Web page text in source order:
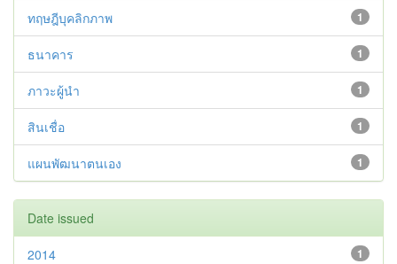
1
ทฤษฎีบุคลิกภาพ
1
ธนาคาร
1
ภาวะผู้นำ
1
สินเชื่อ
1
แผนพัฒนาตนเอง
Date issued
1
2014